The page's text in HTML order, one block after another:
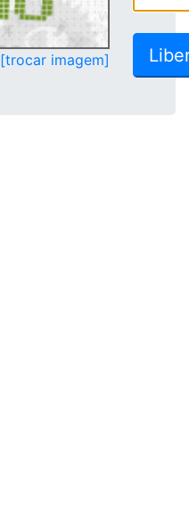
[trocar imagem]